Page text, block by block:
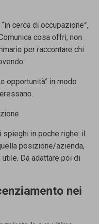
cerca di occupazione”,
cosa offri, non
per raccontare chi
opportunità” in modo
spieghi in poche righe: il
posizione/azienda,
Da adattare poi di
nei